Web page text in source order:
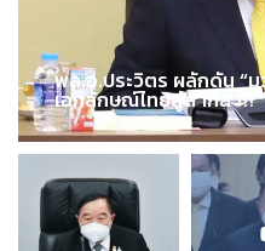
พล.อ.ประวิตร ผลักดัน “ม
เอกลักษณ์ไทยสู่สากล !!!